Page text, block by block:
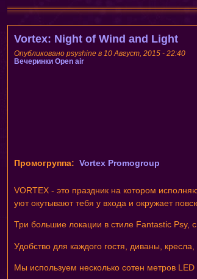
Vortex: Night of Wind and Light
Опубликовано psyshine в 10 Август, 2015 - 22:40
Вечеринки Open air
Промогруппа: Vortex Promogroup
VORTEX - это праздник на котором
уют окутывают тебя у входа и окружает
Три большие локации в стиле Fantastic Psy,
Удобство для каждого гостя, диваны,
Мы используем несколько сотен метров